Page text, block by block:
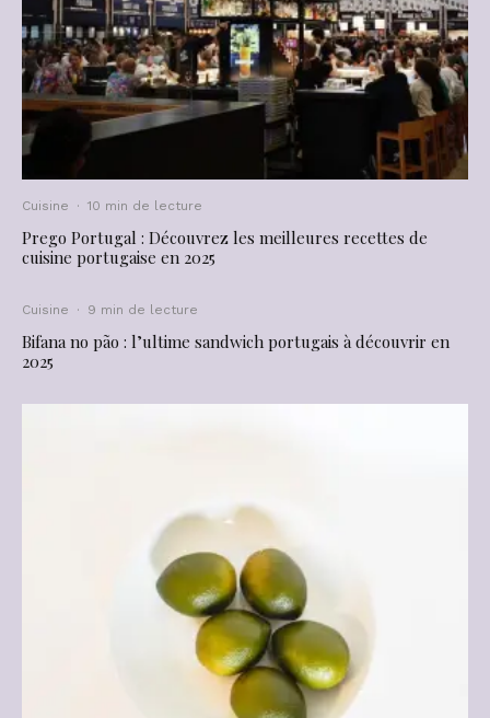
Cuisine · 10 min de lecture
Prego Portugal : Découvrez les meilleures recettes de
cuisine portugaise en 2025
Cuisine · 9 min de lecture
Bifana no pão : l’ultime sandwich portugais à découvrir en
2025